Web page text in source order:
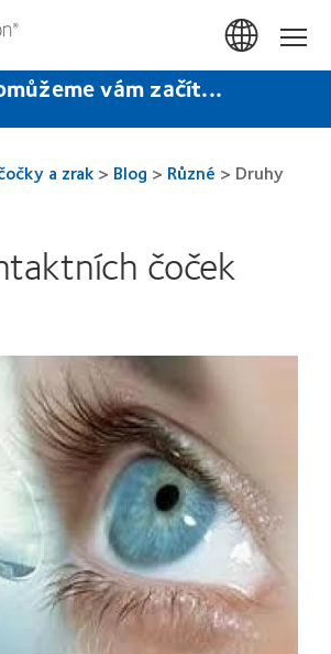
vám začít...
a zrak > Blog > Různé > Druhy
čoček